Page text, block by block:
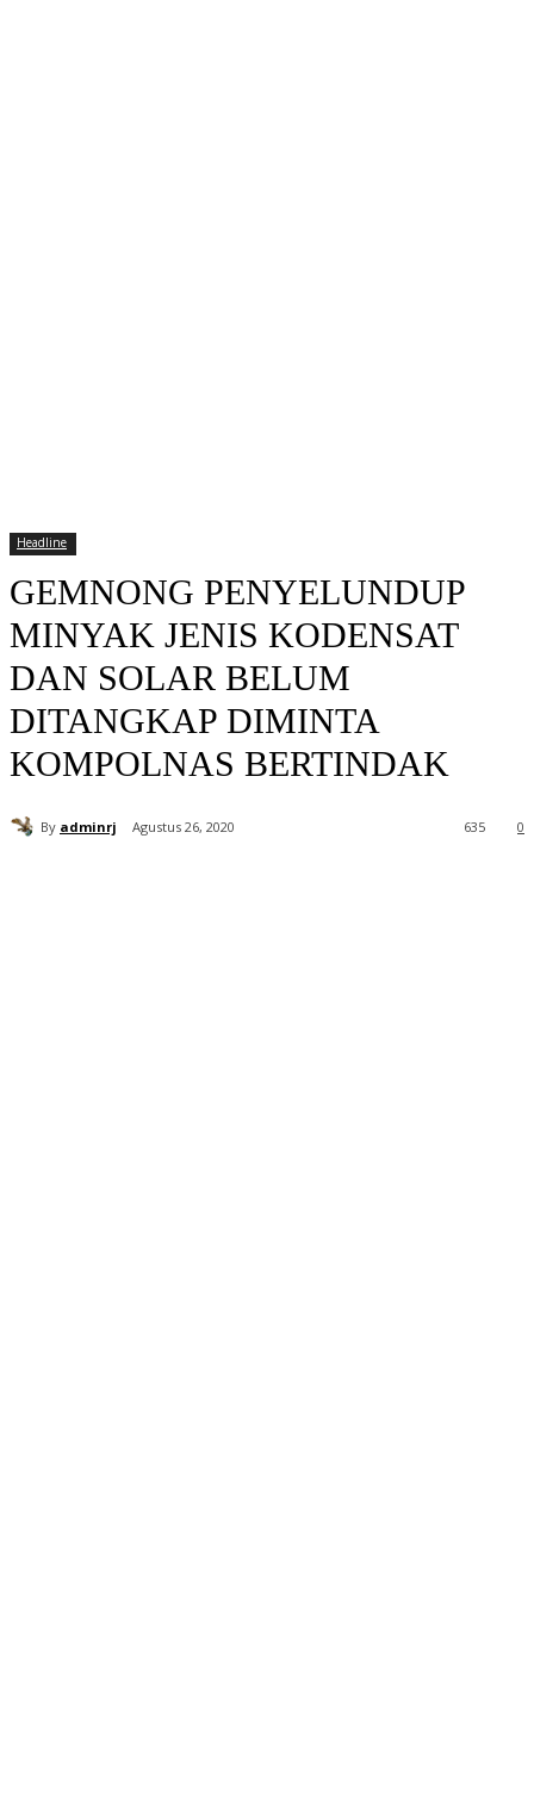
Headline
GEMNONG PENYELUNDUP
MINYAK JENIS KODENSAT
DAN SOLAR BELUM
DITANGKAP DIMINTA
KOMPOLNAS BERTINDAK
By adminrj Agustus 26, 2020 0
635